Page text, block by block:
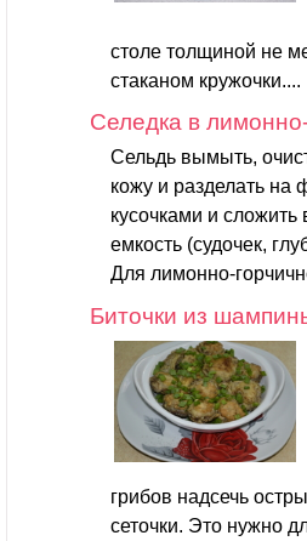
столе толщиной не
стаканом кружочки....
Селедка в
Сельдь вымыть,
кожу и разделать на
кусочками и
емкость (судочек,
Для лимонно-
Биточки из
грибов надсечь
сеточки. Это нужно